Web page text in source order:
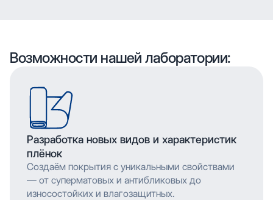
долговечность изображения.
мельчайшими деталями. Многослойное нанесение
обеспечивает насыщенность цвета и
Возможности нашей лаборатории:
Разработка новых видов и характеристик
плёнок
Создаём покрытия с уникальными свойствами
— от суперматовых и антибликовых до
износостойких и влагозащитных.